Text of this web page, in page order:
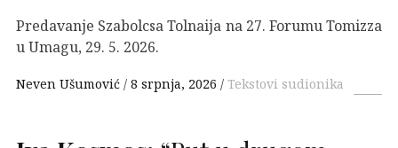
Predavanje Szabolcsa Tolnaija na 27. Forumu Tomizza
u Umagu, 29. 5. 2026.
Neven Ušumović 8 srpnja, 2026 Tekstovi sudionika